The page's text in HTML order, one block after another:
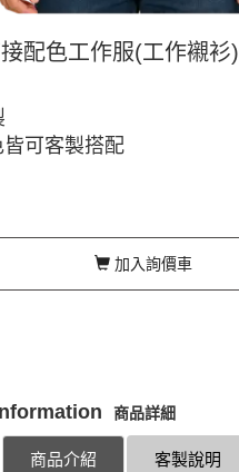
配色工作服(工作襯衫)
可客製搭配
加入詢價車
商品詳細
客製說明
商品介紹